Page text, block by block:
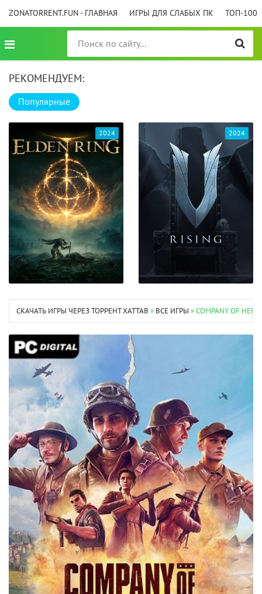
ZONATORRENT.FUN - ГЛАВНАЯ ИГРЫ ДЛЯ СЛАБЫХ ПК ТОП-100
РЕКОМЕНДУЕМ:
Популярные
2024 2024
СКАЧАТЬ ИГРЫ ЧЕРЕЗ ТОРРЕНТ XATTAB » ВСЕ ИГРЫ » COMPANY OF